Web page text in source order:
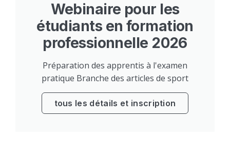
Webinaire pour les
étudiants en formation
professionnelle 2026
Préparation des apprentis à l'examen
pratique Branche des articles de sport
tous les détails et inscription